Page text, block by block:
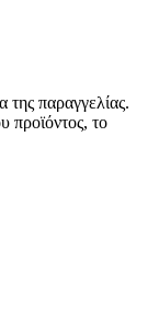
παραγγελίας.
προϊόντος, το